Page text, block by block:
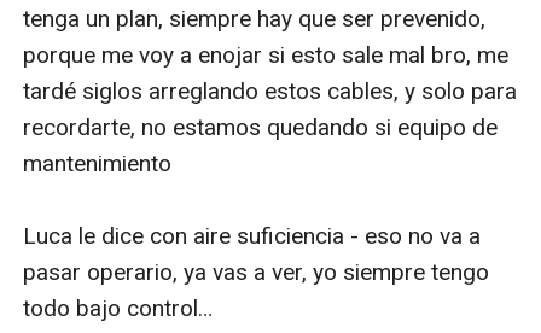
tenga un plan, siempre hay que ser prevenido,
porque me voy a enojar si esto sale mal bro, me
tardé siglos arreglando estos cables, y solo para
recordarte, no estamos quedando si equipo de
mantenimiento
Luca le dice con aire suficiencia - eso no va a
pasar operario, ya vas a ver, yo siempre tengo
todo bajo control…